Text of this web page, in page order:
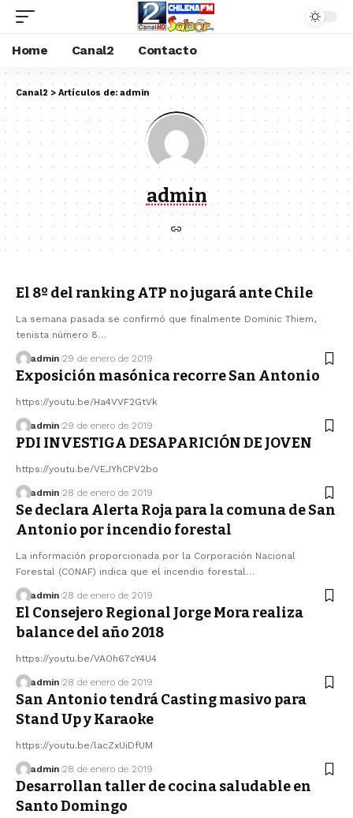
Home Canal2 Contacto
Canal2 > Artículos de: admin
admin
El 8º del ranking ATP no jugará ante Chile
La semana pasada se confirmó que finalmente Dominic Thiem,
tenista número 8…
admin 29 de enero de 2019
Exposición masónica recorre San Antonio
https://youtu.be/Ha4VVF2GtVk
admin 29 de enero de 2019
PDI INVESTIGA DESAPARICIÓN DE JOVEN
https://youtu.be/VEJYhCPV2bo
admin 28 de enero de 2019
Se declara Alerta Roja para la comuna de San
Antonio por incendio forestal
La información proporcionada por la Corporación Nacional
Forestal (CONAF) indica que el incendio forestal…
admin 28 de enero de 2019
El Consejero Regional Jorge Mora realiza
balance del año 2018
https://youtu.be/VAOh67cY4U4
admin 28 de enero de 2019
San Antonio tendrá Casting masivo para
Stand Up y Karaoke
https://youtu.be/lacZxUiDfUM
admin 28 de enero de 2019
Desarrollan taller de cocina saludable en
Santo Domingo